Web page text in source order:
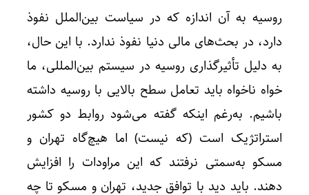
روسیه به آن اندازه که در سیاست بین‌الملل نفوذ
دارد، در بحث‌های مالی دنیا نفوذ ندارد. با این حال،
به دلیل تأثیرگذاری روسیه در سیستم بین‌المللی، ما
خواه ناخواه باید تعامل سطح بالایی با روسیه داشته
باشیم. به‌رغم اینکه گفته می‌شود روابط دو کشور
استراتژیک است (که نیست) اما هیچ‌گاه تهران و
مسکو به‌سمتی نرفتند که این مراودات را افزایش
دهند. باید دید با توافق جدید، تهران و مسکو تا چه